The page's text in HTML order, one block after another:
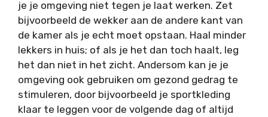
je je omgeving niet tegen je laat werken. Zet
bijvoorbeeld de wekker aan de andere kant van
de kamer als je echt moet opstaan. Haal minder
lekkers in huis; of als je het dan toch haalt, leg
het dan niet in het zicht. Andersom kan je je
omgeving ook gebruiken om gezond gedrag te
stimuleren, door bijvoorbeeld je sportkleding
klaar te leggen voor de volgende dag of altijd